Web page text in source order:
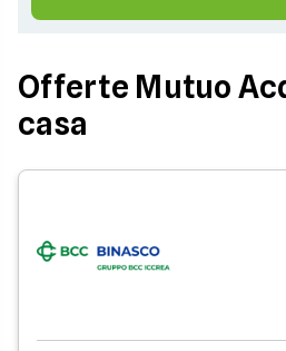
Offerte Mutuo
casa